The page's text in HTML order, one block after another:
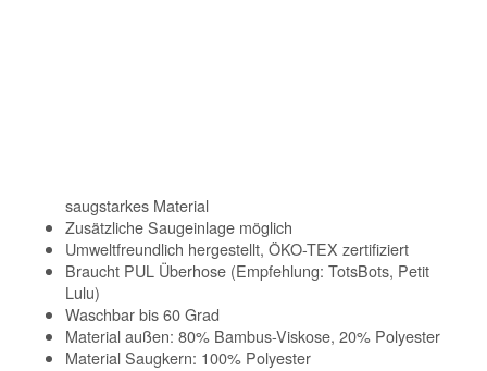
saugstarkes Material
Zusätzliche Saugeinlage möglich
Umweltfreundlich hergestellt, ÖKO-TEX zertifiziert
Braucht PUL Überhose (Empfehlung: TotsBots, Petit
Lulu)
Waschbar bis 60 Grad
Material außen: 80% Bambus-Viskose, 20% Polyester
Material Saugkern: 100% Polyester